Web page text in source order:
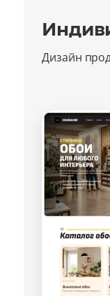
Дизайн